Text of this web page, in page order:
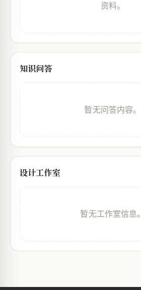
资料。
知识问答
暂无问答内容。
设计工作室
暂无工作室信息。